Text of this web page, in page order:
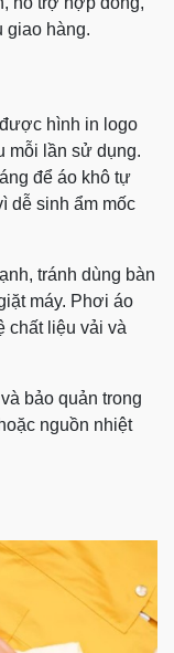
giao hàng.
hình in logo
mỗi lần sử dụng.
để áo khô tự
dễ sinh ẩm mốc
tránh dùng bàn
máy. Phơi áo
chất liệu vải và
bảo quản trong
nguồn nhiệt